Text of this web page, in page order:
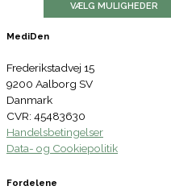
VÆLG MULIGHEDER
MediDen
Frederikstadvej 15
9200 Aalborg SV
Danmark
CVR: 45483630
Handelsbetingelser
Data- og Cookiepolitik
Fordelene